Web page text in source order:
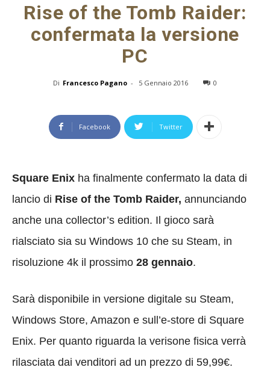
Rise of the Tomb Raider:
confermata la versione
PC
Di Francesco Pagano - 5 Gennaio 2016 0
Facebook Twitter
Square Enix ha finalmente confermato la data di
lancio di Rise of the Tomb Raider, annunciando
anche una collector’s edition. Il gioco sarà
rialsciato sia su Windows 10 che su Steam, in
risoluzione 4k il prossimo 28 gennaio.
Sarà disponibile in versione digitale su Steam,
Windows Store, Amazon e sull’e-store di Square
Enix. Per quanto riguarda la verisone fisica verrà
rilasciata dai venditori ad un prezzo di 59,99€.